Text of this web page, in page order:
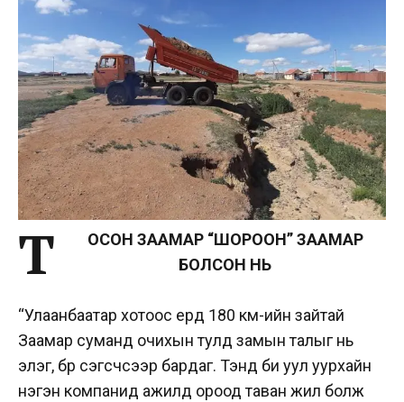
Т
ОСОН ЗААМАР “ШОРООН” ЗААМАР
БОЛСОН НЬ
“Улаанбаатар хотоос ердөө 180 км-ийн зайтай
Заамар суманд очихын тулд замын талыг нь
элэг, бөөрөө сэгсчсээр бардаг. Тэнд би уул уурхайн
нэгэн компанид ажилд ороод таван жил болж